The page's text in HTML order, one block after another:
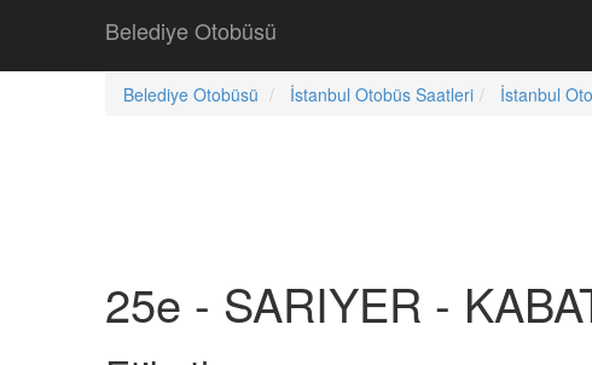
Belediye Otobüsü
Belediye Otobüsü İstanbul Otobüs Saatleri İstanbul
25e - SARIYER -